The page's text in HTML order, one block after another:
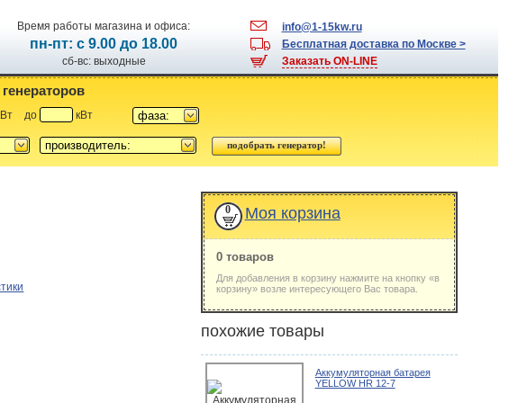
Время работы магазина и офиса:
пн-пт: с 9.00 до 18.00
сб-вс: выходные
info@1-15kw.ru
Бесплатная доставка по Москве >
Заказать ON-LINE
до кВт фаза:
производитель:
0 Моя корзина
0 товаров
Для добавления в корзину нажмите на кнопку «в
корзину» возле интересующего Вас товара.
похожие товары
Аккумуляторная батарея
YELLOW HR 12-7